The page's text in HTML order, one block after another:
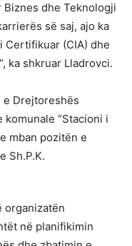
dhe Teknologji
së saj, ajo ka
(CIA) dhe
ka shkruar Lladrovci.
Drejtoreshës
“Stacioni i
mban pozitën e
Sh.P.K.
organizatën
në planifikimin